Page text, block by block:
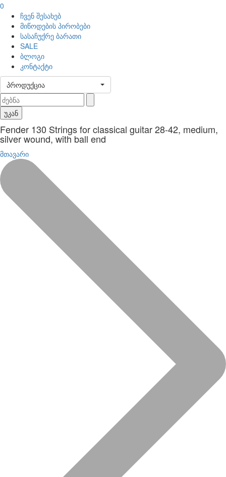
0
ჩვენ შესახებ
მიწოდების პირობები
სასაჩუქრე ბარათი
SALE
ბლოგი
კონტაქტი
პროდუქცია
უკან
Fender 130 Strings for classical guitar 28-42, medium,
silver wound, with ball end
მთავარი